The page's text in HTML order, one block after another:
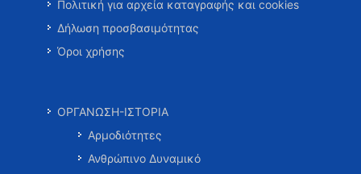
Πολιτική για αρχεία καταγραφής και cookies
Δήλωση προσβασιμότητας
Όροι χρήσης
ΟΡΓΑΝΩΣΗ-ΙΣΤΟΡΙΑ
Αρμοδιότητες
Ανθρώπινο Δυναμικό